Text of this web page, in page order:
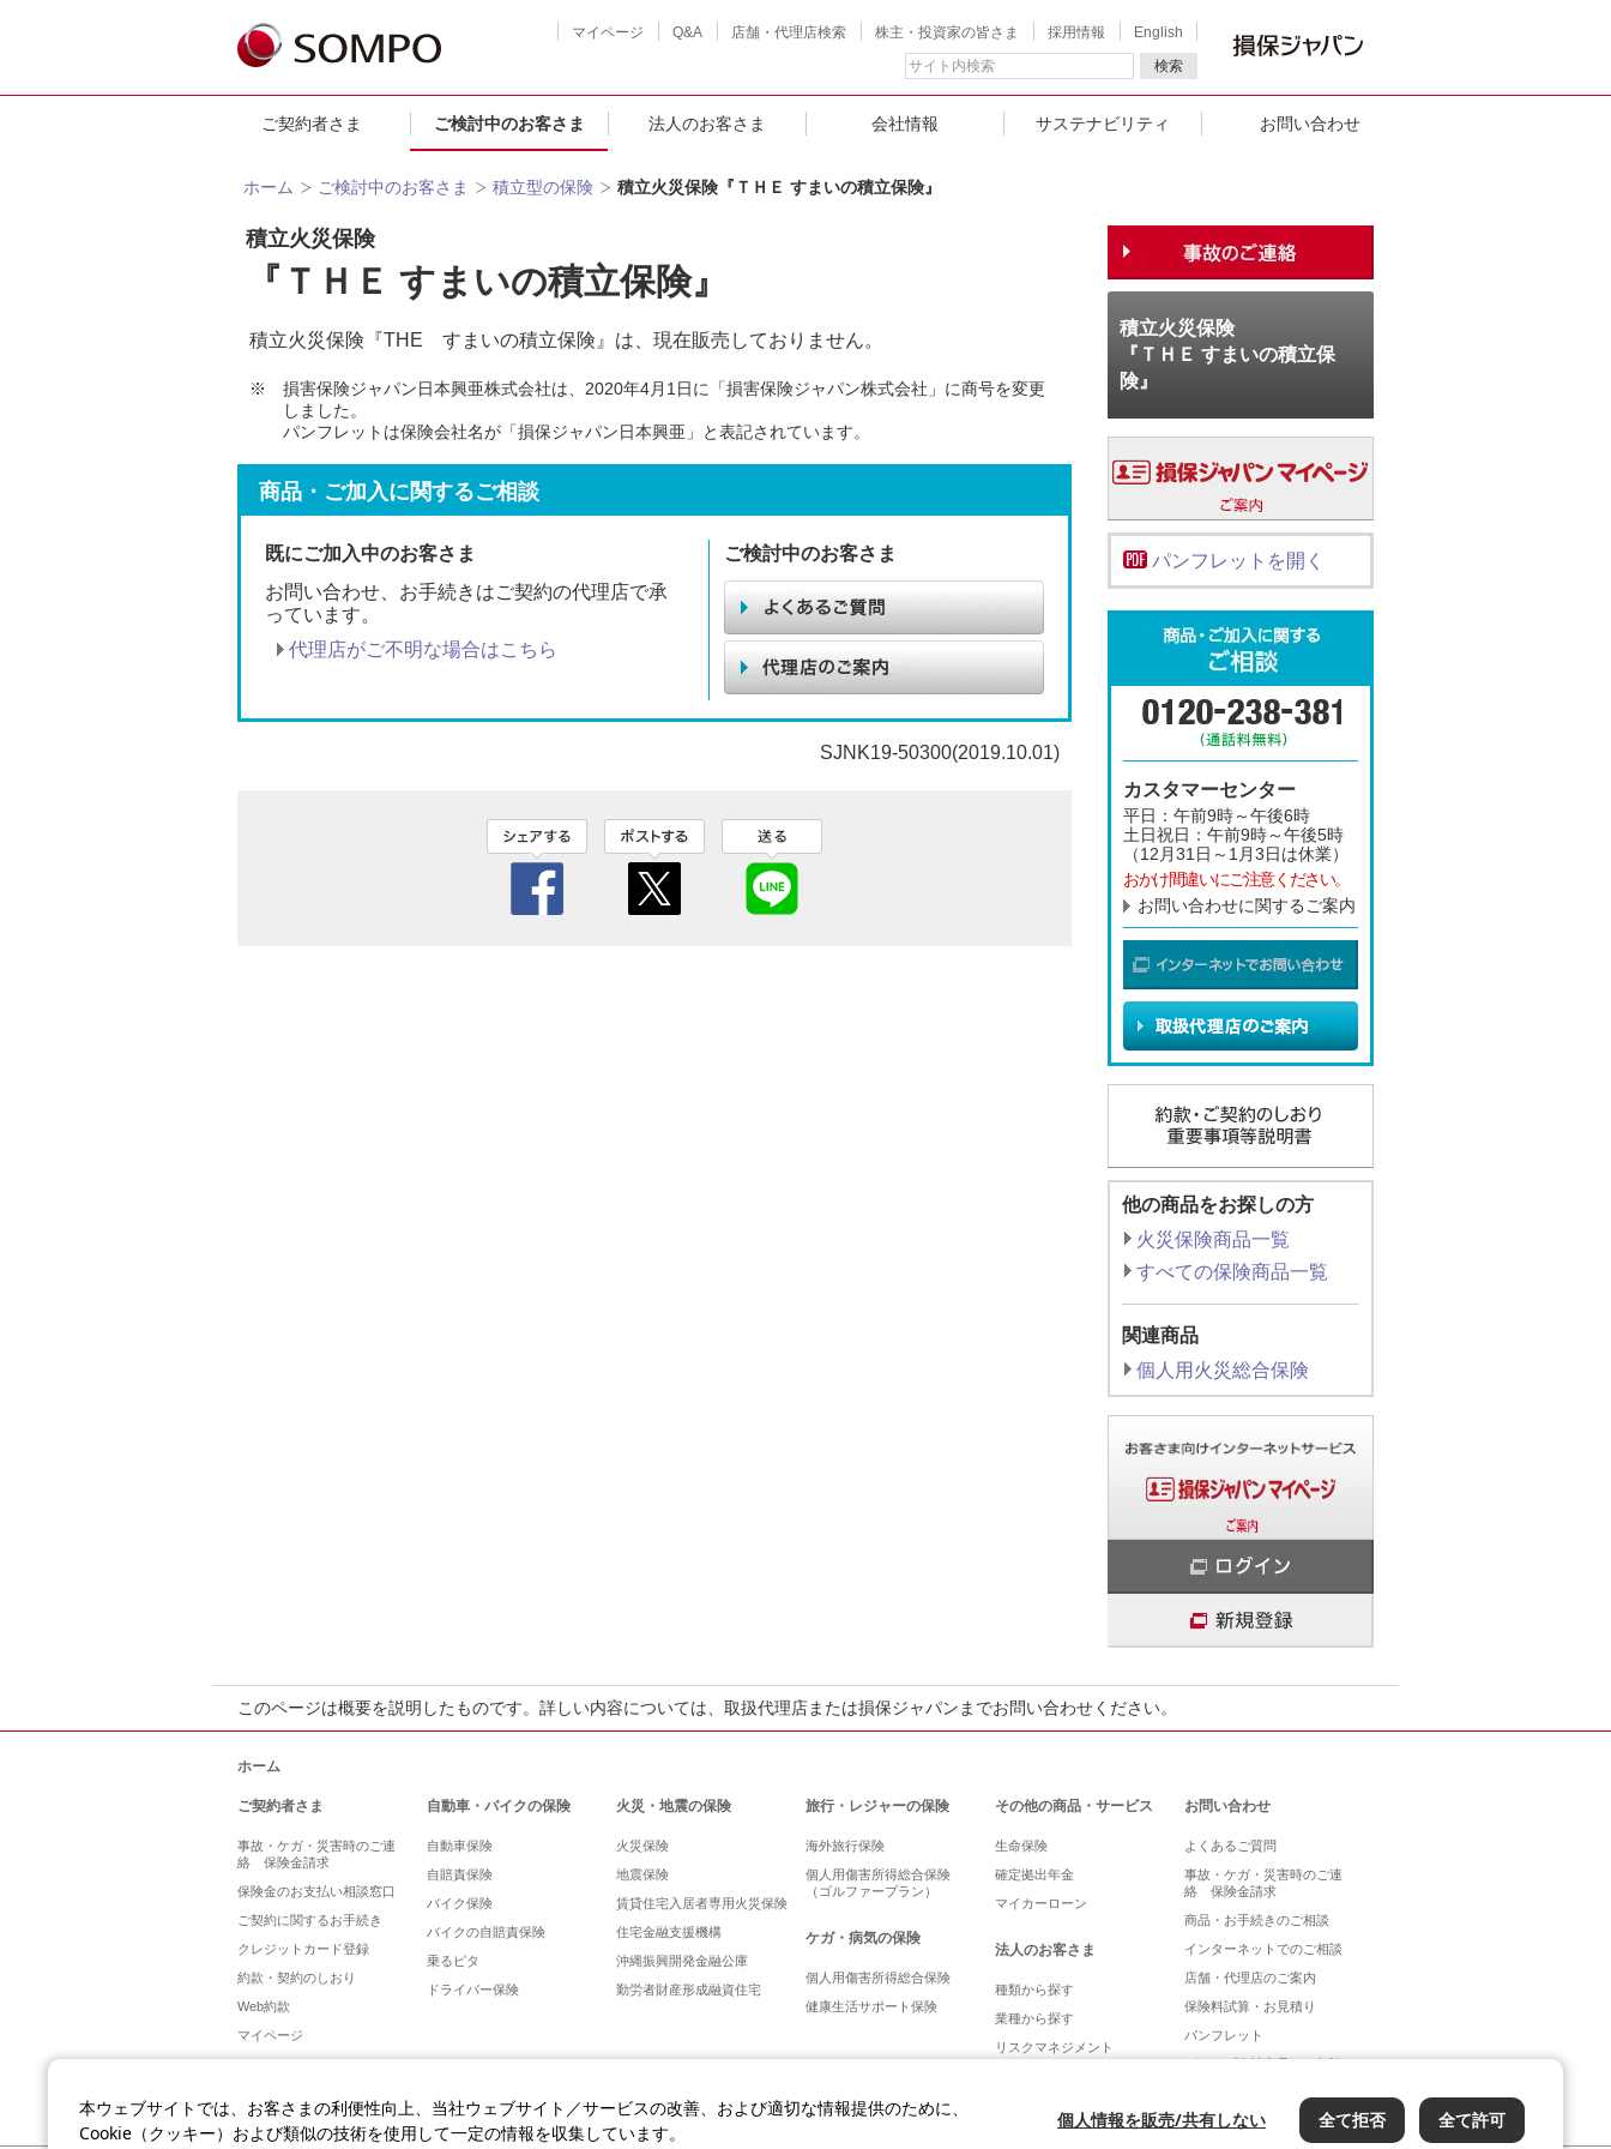
マイページ Q&A 店舗・代理店検索 株主・投資家の皆さま 採用情報
English
検索
ご契約者さま ご検討中のお客さま 法人のお客さま 会社情報 サステナビリティ お問い合わせ
ホーム ご検討中のお客さま 積立型の保険 積立火災保険『ＴＨＥ すまいの積立保険』
積立火災保険
『ＴＨＥ すまいの積立保険』
積立火災保険『THE すまいの積立保険』は、現在販売しておりません。
※
損害保険ジャパン日本興亜株式会社は、2020年4月1日に「損害保険ジャパン株式会社」に商号を変更
しました。
パンフレットは保険会社名が「損保ジャパン日本興亜」と表記されています。
商品・ご加入に関するご相談
既にご加入中のお客さま
お問い合わせ、お手続きはご契約の代理店で承
っています。
代理店がご不明な場合はこちら
ご検討中のお客さま
SJNK19-50300(2019.10.01)
積立火災保険
『ＴＨＥ すまいの積立保
険』
パンフレットを開く
カスタマーセンター
平日：午前9時～午後6時
土日祝日：午前9時～午後5時
（12月31日～1月3日は休業）
おかけ間違いにご注意ください。
お問い合わせに関するご案内
他の商品をお探しの方
火災保険商品一覧
すべての保険商品一覧
関連商品
個人用火災総合保険
このページは概要を説明したものです。詳しい内容については、取扱代理店または損保ジャパンまでお問い合わせください。
ホーム
ご契約者さま
事故・ケガ・災害時のご連
絡 保険金請求
保険金のお支払い相談窓口
ご契約に関するお手続き
クレジットカード登録
約款・契約のしおり
Web約款
マイページ
自動車・バイクの保険
自動車保険
自賠責保険
バイク保険
バイクの自賠責保険
乗るピタ
ドライバー保険
火災・地震の保険
火災保険
地震保険
賃貸住宅入居者専用火災保険
住宅金融支援機構
沖縄振興開発金融公庫
勤労者財産形成融資住宅
旅行・レジャーの保険
海外旅行保険
個人用傷害所得総合保険
（ゴルファープラン）
ケガ・病気の保険
個人用傷害所得総合保険
健康生活サポート保険
その他の商品・サービス
生命保険
確定拠出年金
マイカーローン
法人のお客さま
種類から探す
業種から探す
リスクマネジメント
お問い合わせ
よくあるご質問
事故・ケガ・災害時のご連
絡 保険金請求
商品・お手続きのご相談
インターネットでのご相談
店舗・代理店のご案内
保険料試算・お見積り
パンフレット
グループ会社商品のご相談
本ウェブサイトでは、お客さまの利便性向上、当社ウェブサイト／サービスの改善、および適切な情報提供のために、
Cookie（クッキー）および類似の技術を使用して一定の情報を収集しています。
個人情報を販売/共有しない 全て拒否 全て許可